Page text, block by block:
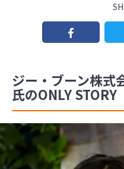
ジー・ブーン株
氏のONLY STORY